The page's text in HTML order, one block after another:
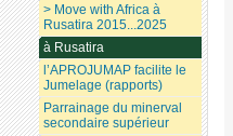
> Move with Africa à
Rusatira 2015...2025
à Rusatira
l’APROJUMAP facilite le
Jumelage (rapports)
Parrainage du minerval
secondaire supérieur